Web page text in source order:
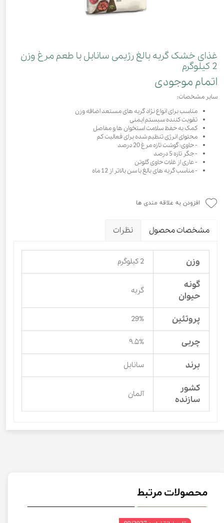
غذای خشک گربه بالغ رژیمی سانابل با طعم مرغ وزن
2 کیلوگرم
اتمام موجودی
سایر مشخصات:
مناسب برای انواع نژاد گربه های مستعد اضافه وزن
تقویت کننده سیستم ایمنی
کمک به حفظ سلامت استخوان ها و مفاصل
محتوای انرژی تنظیم شده برای فعالیت کم
- حاوی: گوشت تازه مرغ 20 درصد
- جگر تازه 5 درصد
- عاری از غلات حاوی گلوتن
- مناسب گربه های بالغ با سن بالاتر از 12 ماه
افزودن به علاقه مندی ها
مشخصات محصول نظرات
وزن 2 کیلوگرم
گونه
حیوان
گربه
پروتئین 29%
چربی ۹.۵%
برند سانابل
کشور
سازنده
آلمان
محصولات مرتبط